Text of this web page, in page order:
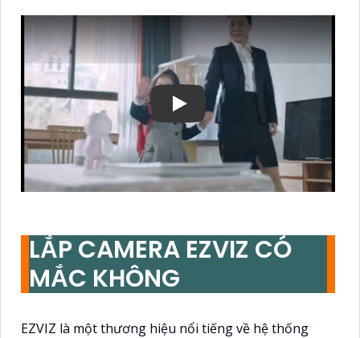
LẮP CAMERA EZVIZ CÓ
MẮC KHÔNG
EZVIZ là một thương hiệu nổi tiếng về hệ thống